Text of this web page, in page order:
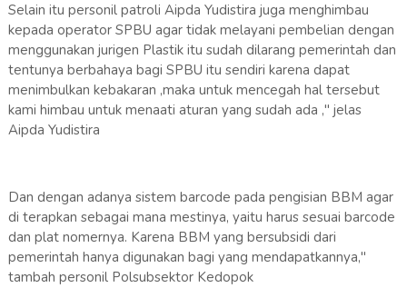
Selain itu personil patroli Aipda Yudistira juga menghimbau
kepada operator SPBU agar tidak melayani pembelian dengan
menggunakan jurigen Plastik itu sudah dilarang pemerintah dan
tentunya berbahaya bagi SPBU itu sendiri karena dapat
menimbulkan kebakaran ,maka untuk mencegah hal tersebut
kami himbau untuk menaati aturan yang sudah ada ," jelas
Aipda Yudistira
Dan dengan adanya sistem barcode pada pengisian BBM agar
di terapkan sebagai mana mestinya, yaitu harus sesuai barcode
dan plat nomernya. Karena BBM yang bersubsidi dari
pemerintah hanya digunakan bagi yang mendapatkannya,"
tambah personil Polsubsektor Kedopok